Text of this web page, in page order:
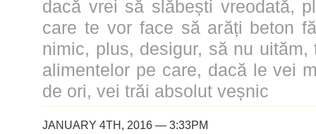
dacă vrei să slăbești vreodată,
care te vor face să arăți beton
nimic, plus, desigur, să nu uităm,
alimentelor pe care, dacă le vei
de ori, vei trăi absolut veșnic
JANUARY 4TH, 2016 — 3:33PM